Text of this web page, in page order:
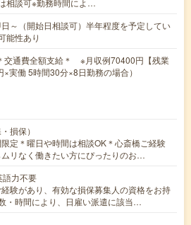
相談可※勤務時間によ…
日～（開始日相談可）半年程度を予定してい
能性あり
通費全額支給＊ ※月収例70400円【残業
実働 5時間30分×8日勤務の場合）
損保）
定＊曜日や時間は相談OK＊心斎橋ご経験
リなく働きたい方にぴったりのお…
語力不要
験があり、有効な損保募集人の資格をお持
・時間により、日雇い派遣に該当…